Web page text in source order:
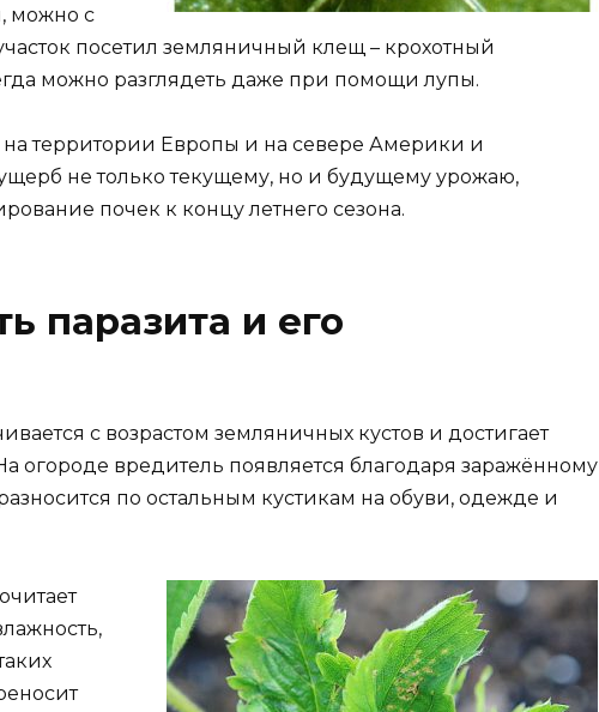
можно с
посетил земляничный клещ – крохотный
можно разглядеть даже при помощи лупы.
территории Европы и на севере Америки и
не только текущему, но и будущему урожаю,
почек к концу летнего сезона.
паразита и его
с возрастом земляничных кустов и достигает
огороде вредитель появляется благодаря заражённому
по остальным кустикам на обуви, одежде и